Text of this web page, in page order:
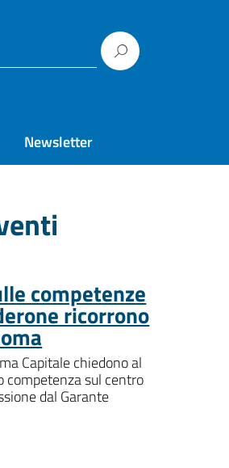
Newsletter
competenze
ricorrono
Capitale chiedono al
competenza sul centro
dal Garante